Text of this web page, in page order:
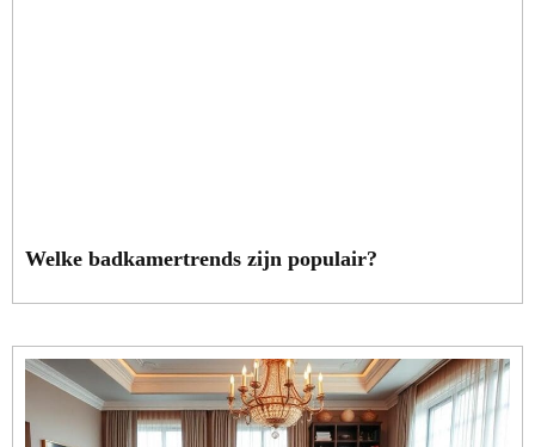
Welke badkamertrends zijn populair?